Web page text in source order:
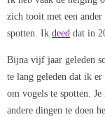
zich tooit met een
spotten. Ik deed dat in
Bijna vijf jaar geleden
te lang geleden dat ik
om vogels te spotten.
andere dingen te doen